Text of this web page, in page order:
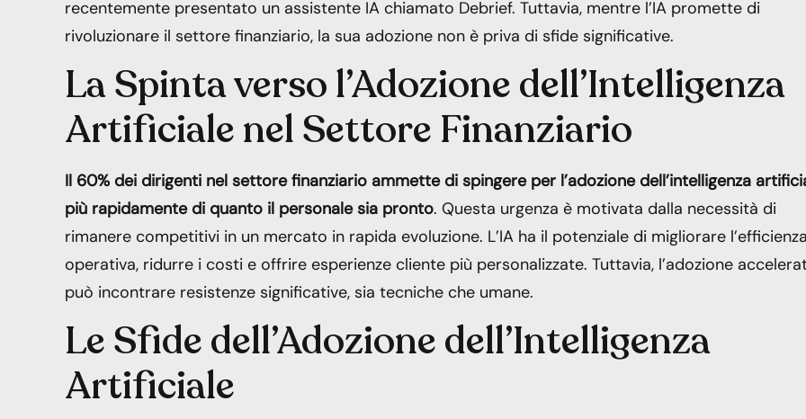
recentemente presentato un assistente IA chiamato Debrief. Tuttavia, mentre l’IA promette di
rivoluzionare il settore finanziario, la sua adozione non è priva di sfide significative.
La Spinta verso l’Adozione dell’Intelligenza
Artificiale nel Settore Finanziario
Il 60% dei dirigenti nel settore finanziario ammette di spingere per l’adozione dell’intelligenza
più rapidamente di quanto il personale sia pronto. Questa urgenza è motivata dalla necessità di
rimanere competitivi in un mercato in rapida evoluzione. L’IA ha il potenziale di migliorare
operativa, ridurre i costi e offrire esperienze cliente più personalizzate. Tuttavia, l’adozione
può incontrare resistenze significative, sia tecniche che umane.
Le Sfide dell’Adozione dell’Intelligenza
Artificiale